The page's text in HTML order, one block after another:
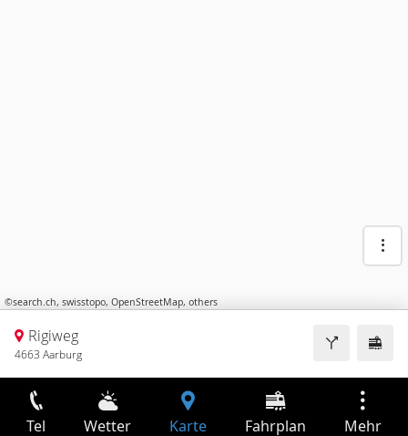
©search.ch, swisstopo, OpenStreetMap, others
Rigiweg
4663 Aarburg
Tel Wetter Karte Fahrplan Mehr